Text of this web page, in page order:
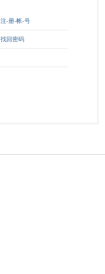
注-册-帐-号
找回密码